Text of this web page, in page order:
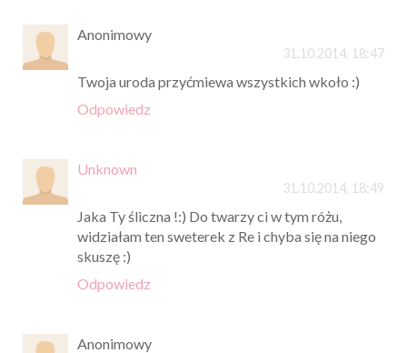
Anonimowy
31.10.2014, 18:47
Twoja uroda przyćmiewa wszystkich wkoło :)
Odpowiedz
Unknown
31.10.2014, 18:49
Jaka Ty śliczna !:) Do twarzy ci w tym różu,
widziałam ten sweterek z Re i chyba się na niego
skuszę :)
Odpowiedz
Anonimowy